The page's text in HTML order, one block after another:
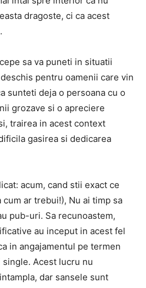
dragoste, ci ca acest
sa va puneti in situatii
pentru oamenii care vin
sunteti deja o persoana cu o
grozave si o apreciere
trairea in acest context
gasirea si dedicarea
acum, cand stii exact ce
ar trebui!), Nu ai timp sa
pub-uri. Sa recunoastem,
au inceput in acest fel
in angajamentul pe termen
Acest lucru nu
dar sansele sunt